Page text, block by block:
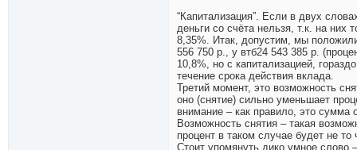
“Капитализация”. Если в двух
деньги со счёта нельзя, т.к. на них
8,35%. Итак, допустим, мы
556 750 р., у втб24 543 385 р.
10,8%, но с капитализацией,
течение срока действия вклада.
Третий момент, это возможность
оно (снятие) сильно уменьшает
внимание – как правило, это сумма
Возможность снятия – такая
процент в таком случае будет не
Стоит упомянуть дико умное слово